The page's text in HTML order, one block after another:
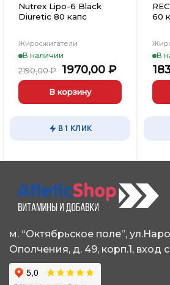
Nutrex Lipo-6 Black
Diuretic 80 капс
Жиросжигатели
В наличии
2190,00₽
Первоначальная
цена
составляла
2190,00 ₽.
1970,00 ₽Текущая
цена:
В корзину
В 1 КЛИК
60
В
м. “Октябрьское поле”,
Ополчения, д. 49, корп.1, вход